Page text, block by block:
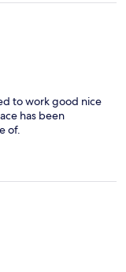
you need and sit
unique spot.
any time soon.
to work good nice
has been
of.